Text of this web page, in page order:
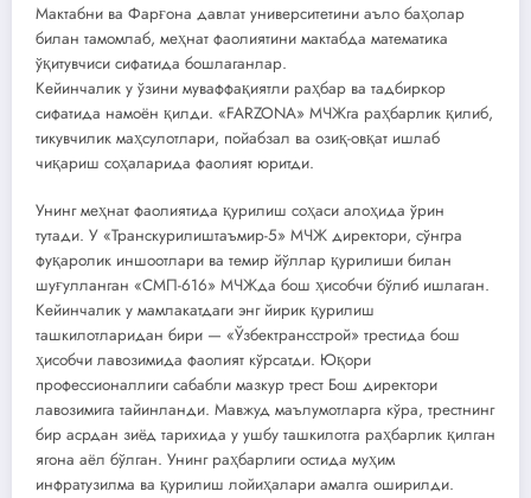
Мактабни ва Фарғона давлат университетини аъло баҳолар
билан тамомлаб, меҳнат фаолиятини мактабда математика
ўқитувчиси сифатида бошлаганлар.
Кейинчалик у ўзини муваффақиятли раҳбар ва тадбиркор
сифатида намоён қилди. «FARZONA» МЧЖга раҳбарлик қилиб,
тикувчилик маҳсулотлари, пойабзал ва озиқ-овқат ишлаб
чиқариш соҳаларида фаолият юритди.
Унинг меҳнат фаолиятида қурилиш соҳаси алоҳида ўрин
тутади. У «Транскурилиштаъмир-5» МЧЖ директори, сўнгра
фуқаролик иншоотлари ва темир йўллар қурилиши билан
шуғулланган «СМП-616» МЧЖда бош ҳисобчи бўлиб ишлаган.
Кейинчалик у мамлакатдаги энг йирик қурилиш
ташкилотларидан бири — «Ўзбектрансстрой» трестида бош
ҳисобчи лавозимида фаолият кўрсатди. Юқори
профессионаллиги сабабли мазкур трест Бош директори
лавозимига тайинланди. Мавжуд маълумотларга кўра, трестнинг
бир асрдан зиёд тарихида у ушбу ташкилотга раҳбарлик қилган
ягона аёл бўлган. Унинг раҳбарлиги остида муҳим
инфратузилма ва қурилиш лойиҳалари амалга оширилди.